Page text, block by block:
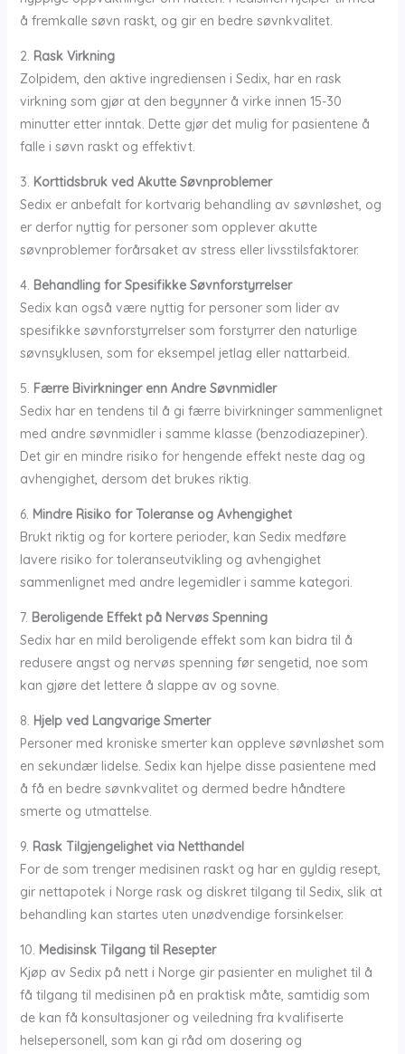
å fremkalle søvn raskt, og gir en bedre søvnkvalitet.
2. Rask Virkning
Zolpidem, den aktive ingrediensen i Sedix, har en rask
virkning som gjør at den begynner å virke innen 15-30
minutter etter inntak. Dette gjør det mulig for pasientene å
falle i søvn raskt og effektivt.
3. Korttidsbruk ved Akutte Søvnproblemer
Sedix er anbefalt for kortvarig behandling av søvnløshet, og
er derfor nyttig for personer som opplever akutte
søvnproblemer forårsaket av stress eller livsstilsfaktorer.
4. Behandling for Spesifikke Søvnforstyrrelser
Sedix kan også være nyttig for personer som lider av
spesifikke søvnforstyrrelser som forstyrrer den naturlige
søvnsyklusen, som for eksempel jetlag eller nattarbeid.
5. Færre Bivirkninger enn Andre Søvnmidler
Sedix har en tendens til å gi færre bivirkninger sammenlignet
med andre søvnmidler i samme klasse (benzodiazepiner).
Det gir en mindre risiko for hengende effekt neste dag og
avhengighet, dersom det brukes riktig.
6. Mindre Risiko for Toleranse og Avhengighet
Brukt riktig og for kortere perioder, kan Sedix medføre
lavere risiko for toleranseutvikling og avhengighet
sammenlignet med andre legemidler i samme kategori.
7. Beroligende Effekt på Nervøs Spenning
Sedix har en mild beroligende effekt som kan bidra til å
redusere angst og nervøs spenning før sengetid, noe som
kan gjøre det lettere å slappe av og sovne.
8. Hjelp ved Langvarige Smerter
Personer med kroniske smerter kan oppleve søvnløshet som
en sekundær lidelse. Sedix kan hjelpe disse pasientene med
å få en bedre søvnkvalitet og dermed bedre håndtere
smerte og utmattelse.
9. Rask Tilgjengelighet via Netthandel
For de som trenger medisinen raskt og har en gyldig resept,
gir nettapotek i Norge rask og diskret tilgang til Sedix, slik at
behandling kan startes uten unødvendige forsinkelser.
10. Medisinsk Tilgang til Resepter
Kjøp av Sedix på nett i Norge gir pasienter en mulighet til å
få tilgang til medisinen på en praktisk måte, samtidig som
de kan få konsultasjoner og veiledning fra kvalifiserte
helsepersonell, som kan gi råd om dosering og